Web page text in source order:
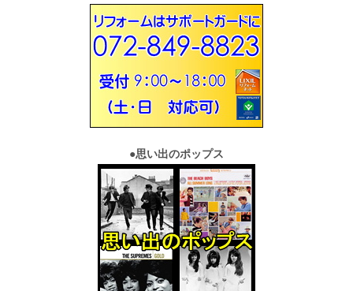
●思い出のポップス